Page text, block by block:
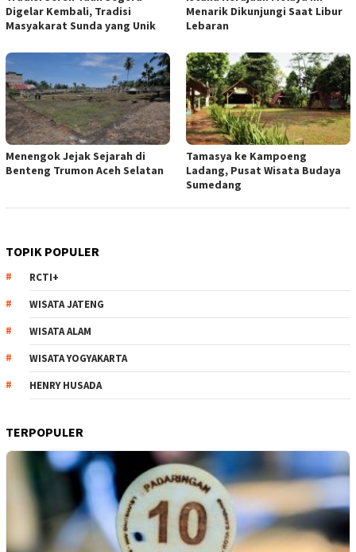
Digelar Kembali, Tradisi
Masyakarat Sunda yang Unik
Menarik Dikunjungi Saat Libur
Lebaran
Menengok Jejak Sejarah di
Benteng Trumon Aceh Selatan
Tamasya ke Kampoeng
Ladang, Pusat Wisata Budaya
Sumedang
TOPIK POPULER
RCTI+
WISATA JATENG
WISATA ALAM
WISATA YOGYAKARTA
HENRY HUSADA
TERPOPULER